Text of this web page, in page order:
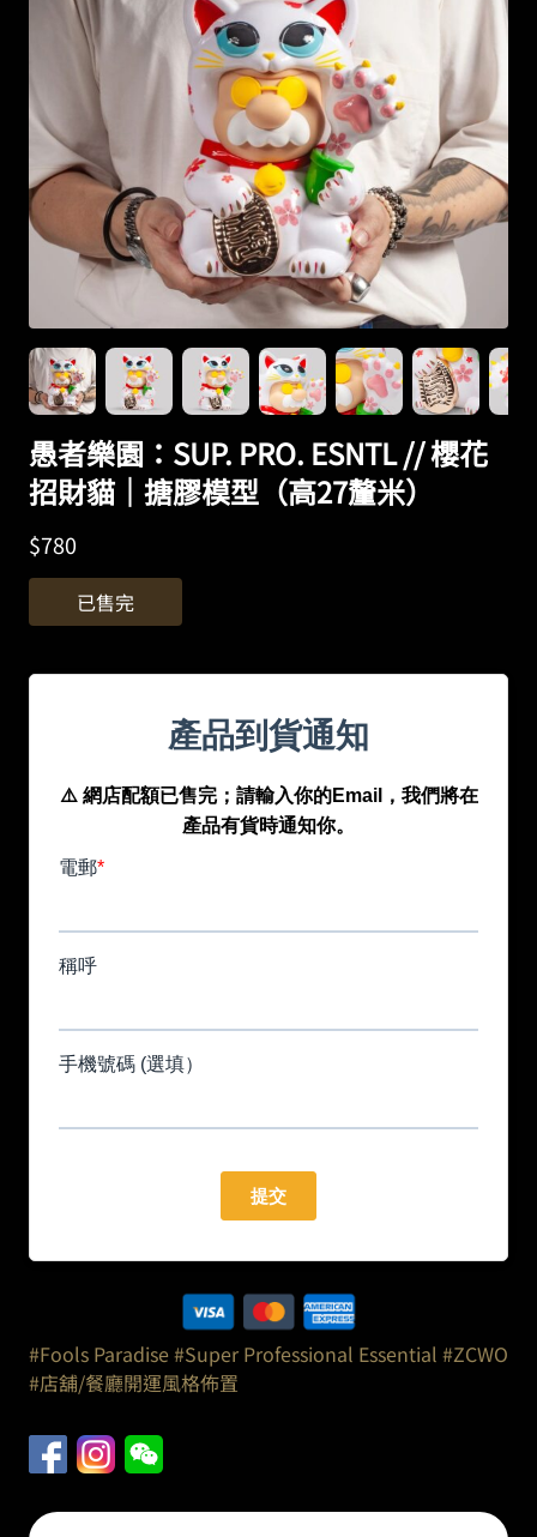
愚者樂園：SUP. PRO. ESNTL // 櫻花
招財貓｜搪膠模型（高27釐米）
$780
已售完
#Fools Paradise#Super Professional Essential #ZCWO
#店舖/餐廳開運風格佈置